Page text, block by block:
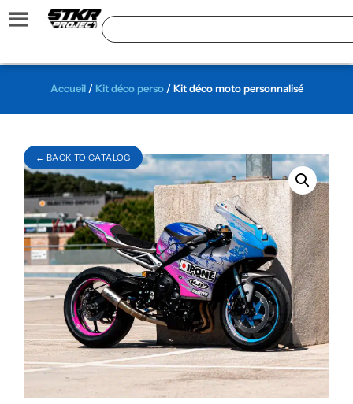
← BACK TO CATALOG
Accueil/ Kit déco perso/ Kit déco moto personnalisé